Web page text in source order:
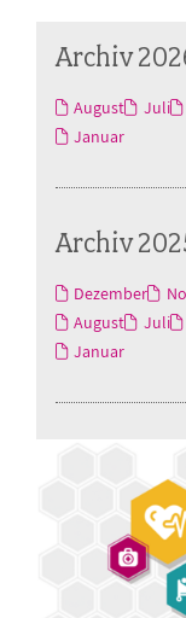
Archiv
August Juli
Januar
Archiv
Dezember
August
Juli
Januar